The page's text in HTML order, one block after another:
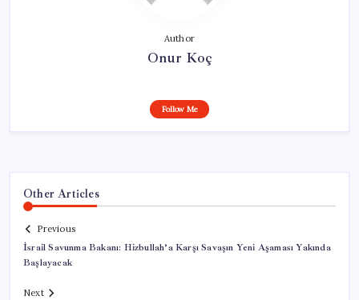
Author
Onur Koç
Follow Me
Other Articles
Previous
İsrail Savunma Bakanı: Hizbullah’a Karşı Savaşın Yeni Aşaması Yakında
Başlayacak
Next